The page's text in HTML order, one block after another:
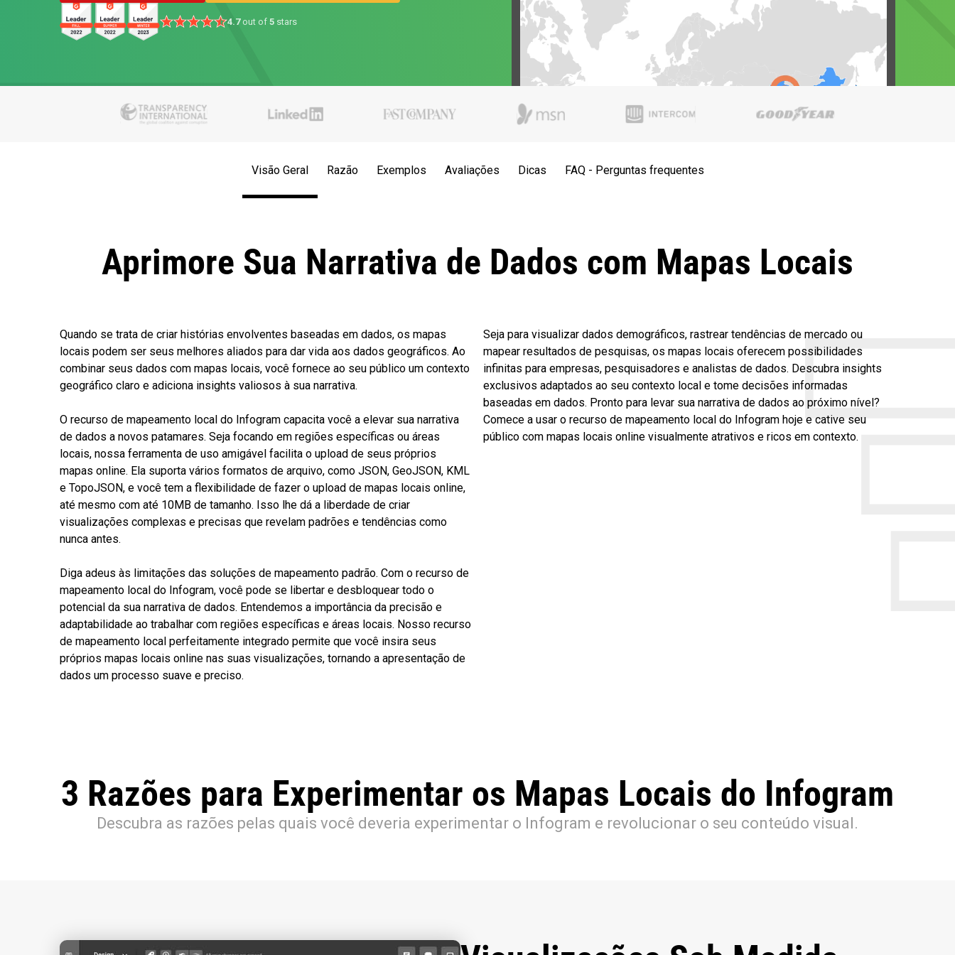
4.7out of 5 stars
Visão Geral Razão Exemplos Avaliações Dicas FAQ - Perguntas frequentes
Aprimore Sua Narrativa de Dados com Mapas Locais
Quando se trata de criar histórias envolventes baseadas em dados, os mapas
locais podem ser seus melhores aliados para dar vida aos dados geográficos. Ao
combinar seus dados com mapas locais, você fornece ao seu público um contexto
geográfico claro e adiciona insights valiosos à sua narrativa.
O recurso de mapeamento local do Infogram capacita você a elevar sua narrativa
de dados a novos patamares. Seja focando em regiões específicas ou áreas
locais, nossa ferramenta de uso amigável facilita o upload de seus próprios
mapas online. Ela suporta vários formatos de arquivo, como JSON, GeoJSON, KML
e TopoJSON, e você tem a flexibilidade de fazer o upload de mapas locais online,
até mesmo com até 10MB de tamanho. Isso lhe dá a liberdade de criar
visualizações complexas e precisas que revelam padrões e tendências como
nunca antes.
Diga adeus às limitações das soluções de mapeamento padrão. Com o recurso de
mapeamento local do Infogram, você pode se libertar e desbloquear todo o
potencial da sua narrativa de dados. Entendemos a importância da precisão e
adaptabilidade ao trabalhar com regiões específicas e áreas locais. Nosso recurso
de mapeamento local perfeitamente integrado permite que você insira seus
próprios mapas locais online nas suas visualizações, tornando a apresentação de
dados um processo suave e preciso.
Seja para visualizar dados demográficos, rastrear tendências de mercado ou
mapear resultados de pesquisas, os mapas locais oferecem possibilidades
infinitas para empresas, pesquisadores e analistas de dados. Descubra insights
exclusivos adaptados ao seu contexto local e tome decisões informadas
baseadas em dados. Pronto para levar sua narrativa de dados ao próximo nível?
Comece a usar o recurso de mapeamento local do Infogram hoje e cative seu
público com mapas locais online visualmente atrativos e ricos em contexto.
3 Razões para Experimentar os Mapas Locais do Infogram
Descubra as razões pelas quais você deveria experimentar o Infogram e revolucionar o seu conteúdo visual.